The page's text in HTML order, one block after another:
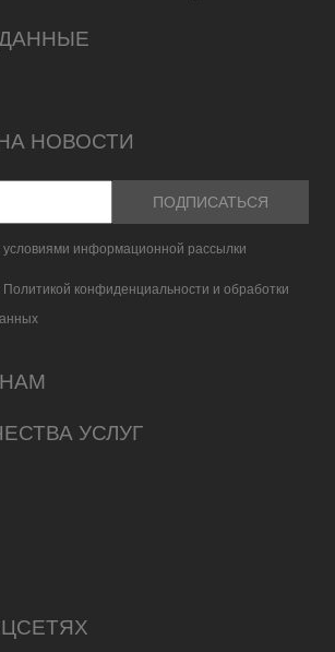
НОВОСТИ
условиями информационной рассылки
Политикой конфиденциальности и обработки
УСЛУГ